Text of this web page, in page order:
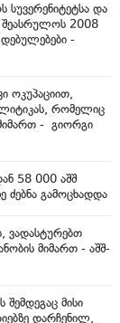
სუვერენიტეტსა და
2008
-
ოკუპაციით,
რომელიც
მიმართ - გიორგი
58 000 აშშ
ძებნა გამოცხადდა
ვადასტურებთ
მიმართ - აშშ-
მისი
დარჩენილ,